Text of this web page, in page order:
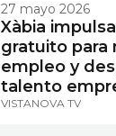
27 mayo 2026
Xàbia
gratuito para
empleo y
talento
VISTANOVA TV